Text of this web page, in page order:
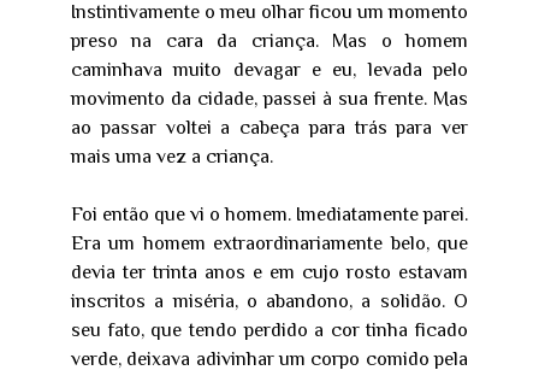
Instintivamente o meu olhar ficou um momento
preso na cara da criança. Mas o homem
caminhava muito devagar e eu, levada pelo
movimento da cidade, passei à sua frente. Mas
ao passar voltei a cabeça para trás para ver
mais uma vez a criança.
Foi então que vi o homem. Imediatamente parei.
Era um homem extraordinariamente belo, que
devia ter trinta anos e em cujo rosto estavam
inscritos a miséria, o abandono, a solidão. O
seu fato, que tendo perdido a cor tinha ficado
verde, deixava adivinhar um corpo comido pela